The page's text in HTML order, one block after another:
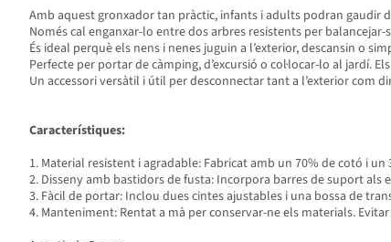
Amb aquest gronxador tan pràctic, infants i adults podran gaudir
Només cal enganxar-lo entre dos arbres resistents per
És ideal perquè els nens i nenes juguin a l’exterior, descansin o
Perfecte per portar de càmping, d’excursió o col·locar-lo al jardí.
Un accessori versàtil i útil per desconnectar tant a l’exterior com
Característiques:
1. Material resistent i agradable: Fabricat amb un 70% de cotó i
2. Disseny amb bastidors de fusta: Incorpora barres de suport
3. Fàcil de portar: Inclou dues cintes ajustables i una bossa de
4. Manteniment: Rentat a mà per conservar-ne els materials.